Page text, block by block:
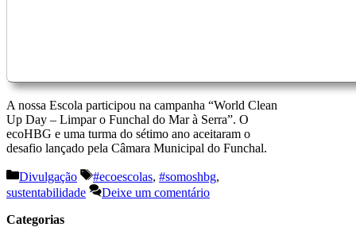
A nossa Escola participou na campanha “World Clean
Up Day – Limpar o Funchal do Mar à Serra”. O
ecoHBG e uma turma do sétimo ano aceitaram o
desafio lançado pela Câmara Municipal do Funchal.
Categorias
Divulgação Etiquetas
#ecoescolas, #somoshbg,
sustentabilidade
Deixe um comentário
Categorias